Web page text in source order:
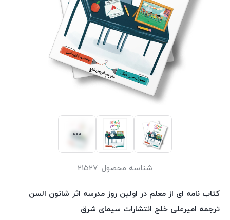
شناسه محصول: 21527
کتاب نامه ای از معلم در اولین روز مدرسه اثر شانون السن
ترجمه امیرعلی خلج انتشارات سیمای شرق